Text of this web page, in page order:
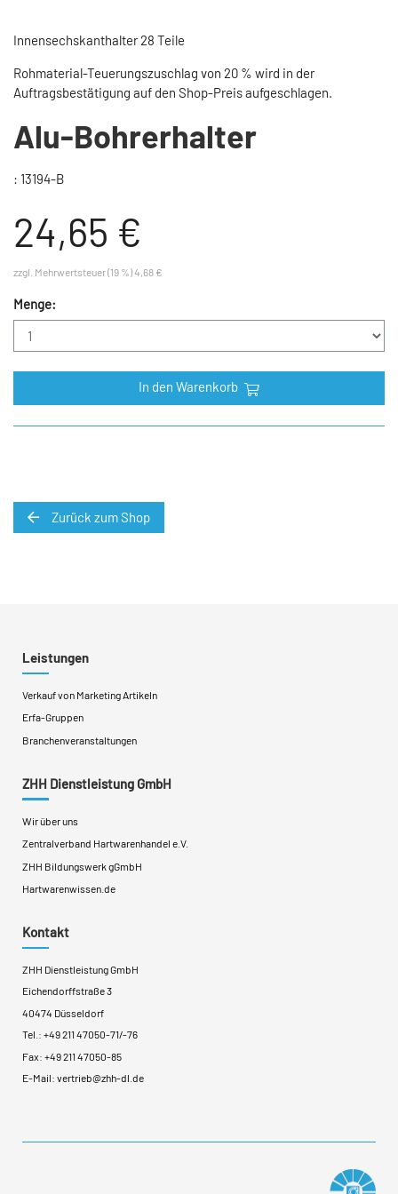
Innensechskanthalter 28 Teile
Rohmaterial-Teuerungszuschlag von 20 % wird in der
Auftragsbestätigung auf den Shop-Preis aufgeschlagen.
Alu-Bohrerhalter
: 13194-B
24,65 €
zzgl. Mehrwertsteuer (19 %) 4,68 €
Menge:
In den Warenkorb
Zurück zum Shop
Leistungen
Verkauf von Marketing Artikeln
Erfa-Gruppen
Branchenveranstaltungen
ZHH Dienstleistung GmbH
Wir über uns
Zentralverband Hartwarenhandel e.V.
ZHH Bildungswerk gGmbH
Hartwarenwissen.de
Kontakt
ZHH Dienstleistung GmbH
Eichendorffstraße 3
40474 Düsseldorf
Tel.: +49 211 47050-71/-76
Fax: +49 211 47050-85
E-Mail: vertrieb@zhh-dl.de